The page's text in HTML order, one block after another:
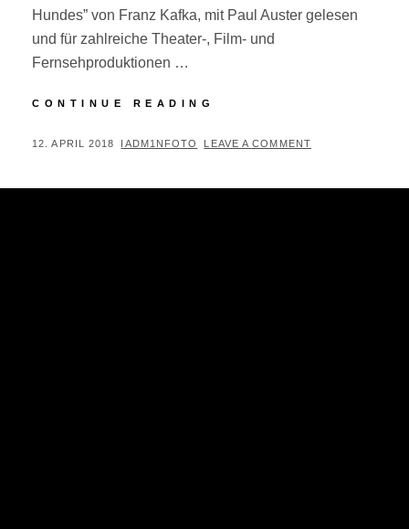
Hundes” von Franz Kafka, mit Paul Auster gelesen
und für zahlreiche Theater-, Film- und
Fernsehproduktionen …
CONTINUE READING
MARTIN
POSTED
12. APRIL 2018 BY
IADM1NFOTO LEAVE A COMMENT